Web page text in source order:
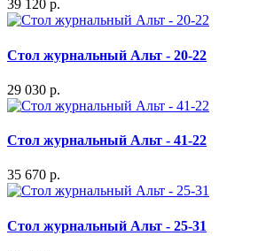
39 120 р.
Стол журнальный Альт - 20-22
29 030 р.
Стол журнальный Альт - 41-22
35 670 р.
Стол журнальный Альт - 25-31